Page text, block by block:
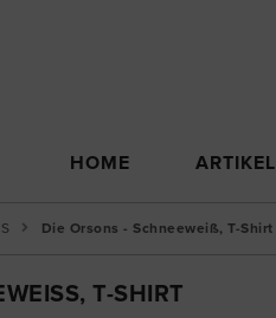
HOME ARTIKEL
Die Orsons - Schneeweiß, T-Shirt
T-SHIRT